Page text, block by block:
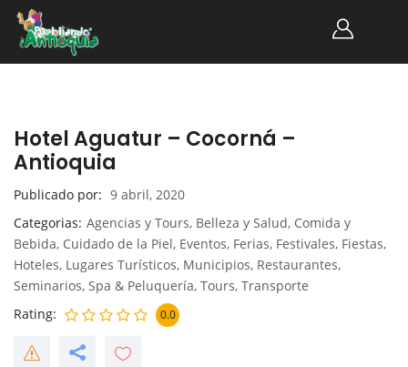
Hotel Aguatur – Cocorná –
Antioquia
Publicado por
9 abril, 2020
Categorias Agencias y Tours, Belleza y Salud, Comida y
Bebida, Cuidado de la Piel, Eventos, Ferias, Festivales, Fiestas,
Hoteles, Lugares Turísticos, Municipios, Restaurantes,
Seminarios, Spa & Peluquería, Tours, Transporte
Rating
0.0